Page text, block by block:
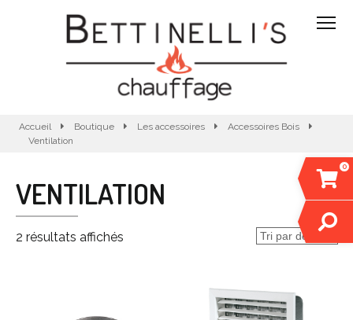
0
Accueil Boutique Les accessoires
Accessoires Bois
Ventilation
VENTILATION
2 résultats affichés